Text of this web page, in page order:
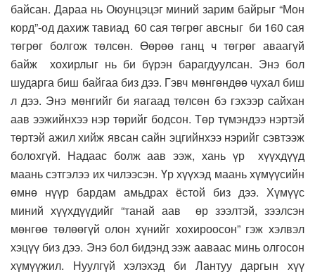
байсан. Дараа нь Оюунцэцэг миний зарим байрыг “Мон
корд”-од дахиж тавиад 60 сая төгрөг авсныг би 160 сая
төгрөг болгож төлсөн. Өөрөө ганц ч төгрөг аваагүй
байж хохирлыг нь би бүрэн барагдуулсан. Энэ бол
шударга биш байгаа биз дээ. Гэвч мөнгөндөө чухал биш
л дээ. Энэ мөнгийг би яагаад төлсөн бэ гэхээр сайхан
аав ээжийнхээ нэр төрийг бодсон. Төр түмэндээ нэртэй
төртэй ажил хийж явсан сайн эцгийнхээ нэрийг сэвтээж
болохгүй. Надаас болж аав ээж, хань үр хүүхдүүд
маань сэтгэлээ их чилээсэн. Үр хүүхэд маань хүмүүсийн
өмнө нүүр бардам амьдрах ёстой биз дээ. Хүмүүс
миний хүүхдүүдийг “танай аав өр зээлтэй, зээлсэн
мөнгөө төлөөгүй олон хүнийг хохироосон” гэж хэлвэл
хэцүү биз дээ. Энэ бол бидэнд ээж ааваас минь олгосон
хүмүүжил. Нуулгүй хэлэхэд би Лантуу даргын хүү